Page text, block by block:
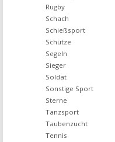
Rugby
Schach
Schießsport
Schütze
Segeln
Sieger
Soldat
Sonstige Sport
Sterne
Tanzsport
Taubenzucht
Tennis